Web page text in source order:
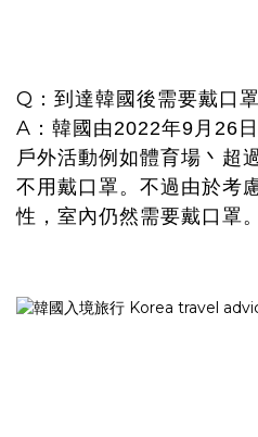
Q：到達韓國後需要戴口
A： 韓國由2022年9月26
戶外活動例如體育場丶超
不用戴口罩。不過由於考
性，室內仍然需要戴口罩。